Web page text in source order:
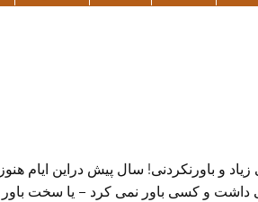
زیاد و باورنکردنی! سال پیش دراین ایام
داشت و کسی باور نمی کرد – یا سخت